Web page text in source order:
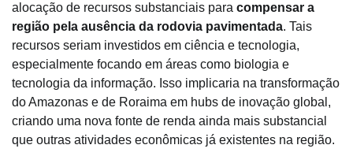
alocação de recursos substanciais para compensar a
região pela ausência da rodovia pavimentada. Tais
recursos seriam investidos em ciência e tecnologia,
especialmente focando em áreas como biologia e
tecnologia da informação. Isso implicaria na transformação
do Amazonas e de Roraima em hubs de inovação global,
criando uma nova fonte de renda ainda mais substancial
que outras atividades econômicas já existentes na região.